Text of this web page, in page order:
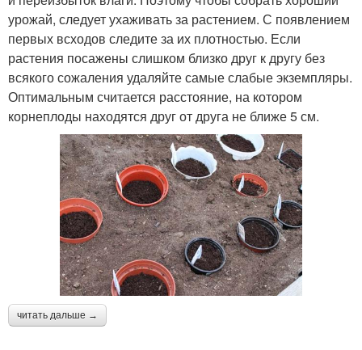
урожай, следует ухаживать за растением. С появлением
первых всходов следите за их плотностью. Если
растения посажены слишком близко друг к другу без
всякого сожаления удаляйте самые слабые экземпляры.
Оптимальным считается расстояние, на котором
корнеплоды находятся друг от друга не ближе 5 см.
читать дальше →